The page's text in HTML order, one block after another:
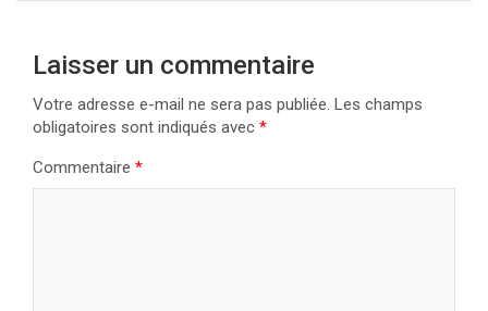
Laisser un commentaire
Votre adresse e-mail ne sera pas publiée. Les champs
obligatoires sont indiqués avec *
Commentaire *